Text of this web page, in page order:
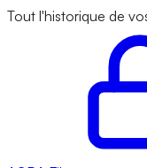
Tout l'historique de